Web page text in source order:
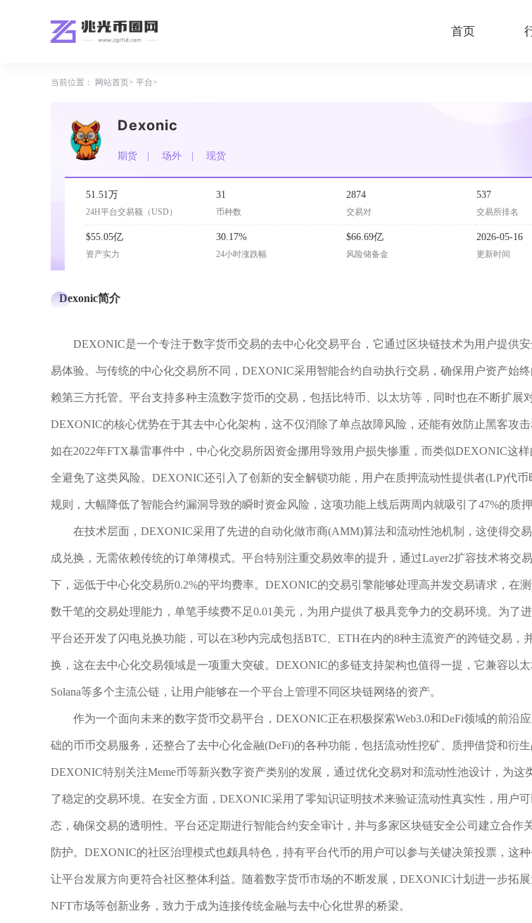
首页
当前位置： 网站首页 平台
Dexonic
期货 场外 现货
51.51万
24H平台交易额（USD）
31
币种数
2874
交易对
537
交易所排名
$55.05亿
资产实力
30.17%
24小时涨跌幅
$66.69亿
风险储备金
2026-05-16
更新时间
Dexonic简介
DEXONIC是一个专注于数字货币交易的去中心化交易平台，它通过区块链技术为用户提供
易体验。与传统的中心化交易所不同，DEXONIC采用智能合约自动执行交易，确保用户资产始
赖第三方托管。平台支持多种主流数字货币的交易，包括比特币、以太坊等，同时也在不断扩展
DEXONIC的核心优势在于其去中心化架构，这不仅消除了单点故障风险，还能有效防止黑客攻
如在2022年FTX暴雷事件中，中心化交易所因资金挪用导致用户损失惨重，而类似DEXONIC这
全避免了这类风险。DEXONIC还引入了创新的安全解锁功能，用户在质押流动性提供者(LP)代
规则，大幅降低了智能合约漏洞导致的瞬时资金风险，这项功能上线后两周内就吸引了47%的质押
在技术层面，DEXONIC采用了先进的自动化做市商(AMM)算法和流动性池机制，这使得交
成兑换，无需依赖传统的订单簿模式。平台特别注重交易效率的提升，通过Layer2扩容技术将交
下，远低于中心化交易所0.2%的平均费率。DEXONIC的交易引擎能够处理高并发交易请求，在
数千笔的交易处理能力，单笔手续费不足0.01美元，为用户提供了极具竞争力的交易环境。为了
平台还开发了闪电兑换功能，可以在3秒内完成包括BTC、ETH在内的8种主流资产的跨链交易，
换，这在去中心化交易领域是一项重大突破。DEXONIC的多链支持架构也值得一提，它兼容以太
Solana等多个主流公链，让用户能够在一个平台上管理不同区块链网络的资产。
作为一个面向未来的数字货币交易平台，DEXONIC正在积极探索Web3.0和DeFi领域的前沿
础的币币交易服务，还整合了去中心化金融(DeFi)的各种功能，包括流动性挖矿、质押借贷和衍生
DEXONIC特别关注Meme币等新兴数字资产类别的发展，通过优化交易对和流动性池设计，为这
了稳定的交易环境。在安全方面，DEXONIC采用了零知识证明技术来验证流动性真实性，用户
态，确保交易的透明性。平台还定期进行智能合约安全审计，并与多家区块链安全公司建立合作
防护。DEXONIC的社区治理模式也颇具特色，持有平台代币的用户可以参与关键决策投票，这
让平台发展方向更符合社区整体利益。随着数字货币市场的不断发展，DEXONIC计划进一步拓展
NFT市场等创新业务，致力于成为连接传统金融与去中心化世界的桥梁。